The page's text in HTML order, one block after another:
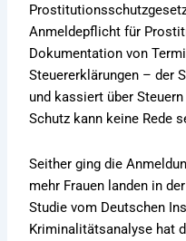
Anmeldepflicht für
Dokumentation von
Steuererklärungen – der
und kassiert über
Schutz kann keine Rede
Seither ging die
mehr Frauen landen in
Studie vom Deutschen
Kriminalitätsanalyse hat